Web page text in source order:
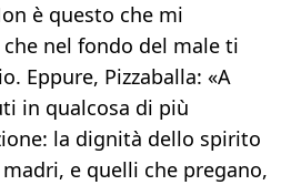
è questo che mi
nel fondo del male ti
Eppure, Pizzaballa: «A
in qualcosa di più
la dignità dello spirito
e quelli che pregano,